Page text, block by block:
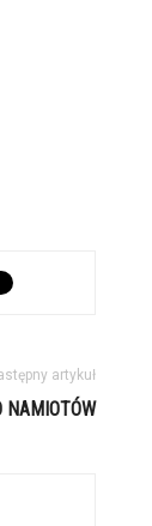
artykuł
NAMIOTÓW